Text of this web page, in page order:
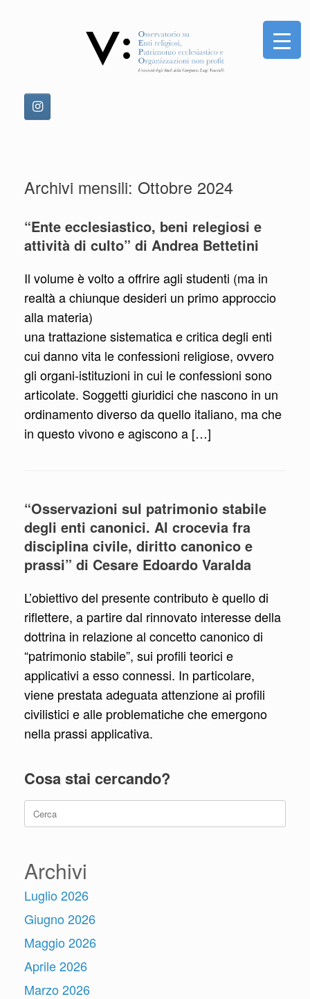
Archivi mensili: Ottobre 2024
“Ente ecclesiastico, beni relegiosi e
attività di culto” di Andrea Bettetini
Il volume è volto a offrire agli studenti (ma in
realtà a chiunque desideri un primo approccio
alla materia)
una trattazione sistematica e critica degli enti
cui danno vita le confessioni religiose, ovvero
gli organi-istituzioni in cui le confessioni sono
articolate. Soggetti giuridici che nascono in un
ordinamento diverso da quello italiano, ma che
in questo vivono e agiscono a […]
“Osservazioni sul patrimonio stabile
degli enti canonici. Al crocevia fra
disciplina civile, diritto canonico e
prassi” di Cesare Edoardo Varalda
L’obiettivo del presente contributo è quello di
riflettere, a partire dal rinnovato interesse della
dottrina in relazione al concetto canonico di
“patrimonio stabile”, sui profili teorici e
applicativi a esso connessi. In particolare,
viene prestata adeguata attenzione ai profili
civilistici e alle problematiche che emergono
nella prassi applicativa.
Cosa stai cercando?
Ricerca
per:
Archivi
Luglio 2026
Giugno 2026
Maggio 2026
Aprile 2026
Marzo 2026